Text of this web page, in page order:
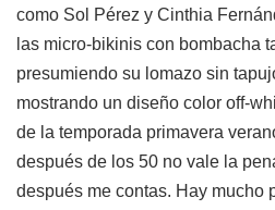
como Sol Pérez y Cinthia
las micro-bikinis con bombacha
presumiendo su lomazo sin
mostrando un diseño color off-
de la temporada primavera
después de los 50 no vale la
después me contas. Hay mucho